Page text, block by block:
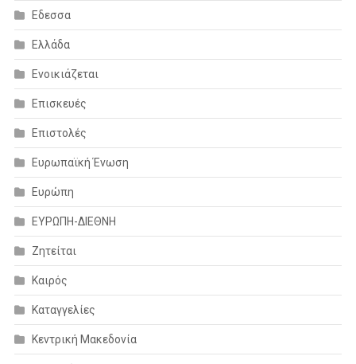
Εδεσσα
Ελλάδα
Ενοικιάζεται
Επισκευές
Επιστολές
Ευρωπαϊκή Ένωση
Ευρώπη
ΕΥΡΩΠΗ-ΔΙΕΘΝΗ
Ζητείται
Καιρός
Καταγγελίες
Κεντρική Μακεδονία